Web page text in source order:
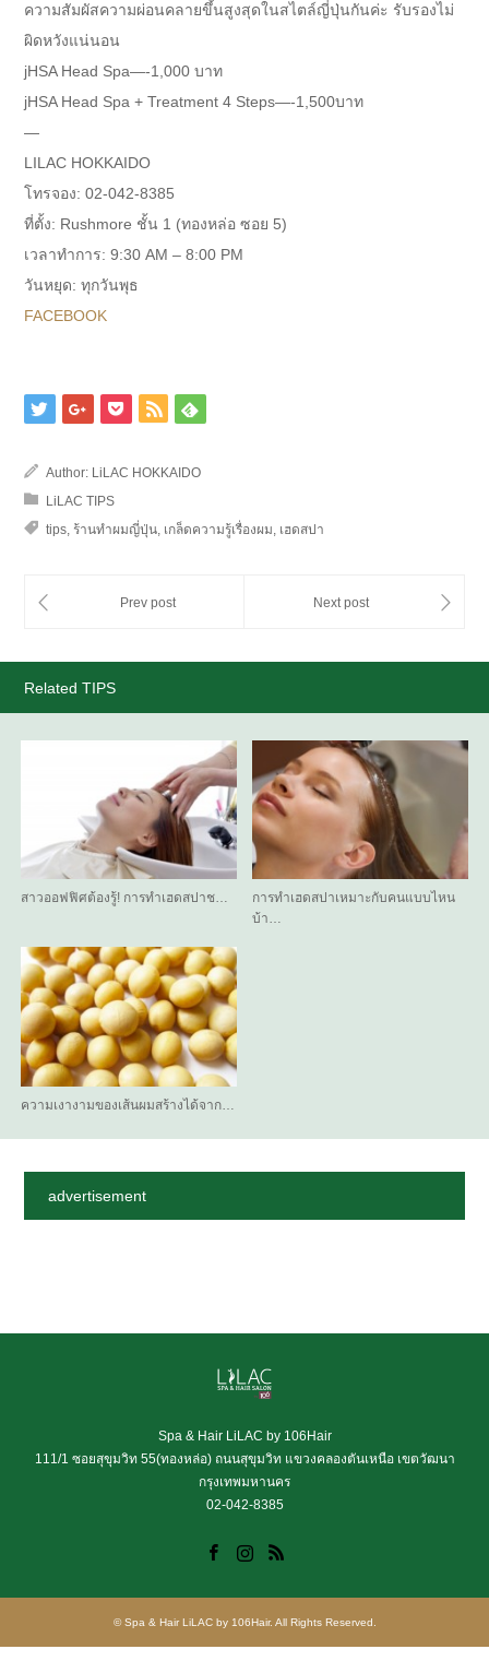
ความสัมผัสความผ่อนคลายขึ้นสูงสุดในสไตล์ญี่ปุ่นกันค่ะ รับรองไม่
ผิดหวังแน่นอน
jHSA Head Spa—-1,000 บาท
jHSA Head Spa + Treatment 4 Steps—-1,500บาท
—
LILAC HOKKAIDO
โทรจอง: 02-042-8385
ที่ตั้ง: Rushmore ชั้น 1 (ทองหล่อ ซอย 5)
เวลาทำการ: 9:30 AM – 8:00 PM
วันหยุด: ทุกวันพุธ
FACEBOOK
Author: LiLAC HOKKAIDO
LiLAC TIPS
tips, ร้านทำผมญี่ปุ่น, เกล็ดความรู้เรื่องผม, เฮดสปา
Related TIPS
สาวออฟฟิศต้องรู้! การทำเฮดสปาช…
การทำเฮดสปาเหมาะกับคนแบบไหน
บ้า…
ความเงางามของเส้นผมสร้างได้จาก…
advertisement
Spa & Hair LiLAC by 106Hair
111/1 ซอยสุขุมวิท 55(ทองหล่อ) ถนนสุขุมวิท แขวงคลองตันเหนือ เขตวัฒนา
กรุงเทพมหานคร
02-042-8385
©Spa & Hair LiLAC by 106Hair. All Rights Reserved.